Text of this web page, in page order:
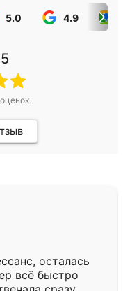
5.0 4.9
осталась
всё быстро